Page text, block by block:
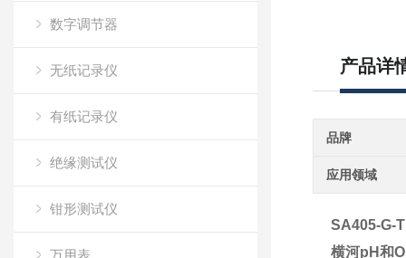
数字调节器
无纸记录仪
有纸记录仪
绝缘测试仪
钳形测试仪
万用表
产品详
品牌
应用领域
SA405-G-
横河pH和